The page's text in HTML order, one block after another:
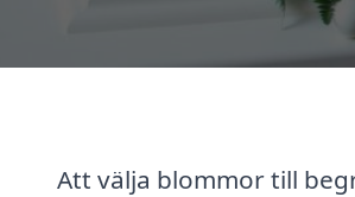
Att välja blommor till